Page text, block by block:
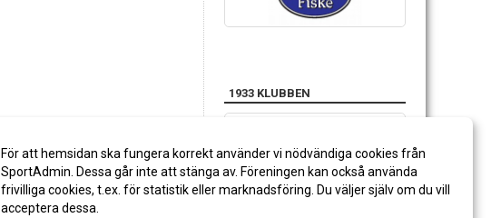
1933 KLUBBEN
För att hemsidan ska fungera korrekt använder vi nödvändiga cookies från
SportAdmin. Dessa går inte att stänga av. Föreningen kan också använda
frivilliga cookies, t.ex. för statistik eller marknadsföring. Du väljer själv om du vill
acceptera dessa.